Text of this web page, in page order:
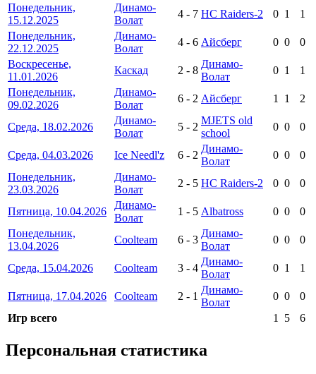
Понедельник,
15.12.2025
Динамо-
Волат
4 - 7 HC Raiders-2 0 1
1
Понедельник,
22.12.2025
Динамо-
Волат
4 - 6 Айсберг 0 0
0
Воскресенье,
11.01.2026
Каскад 2 - 8
Динамо-
Волат
0 1
1
Понедельник,
09.02.2026
Динамо-
Волат
6 - 2 Айсберг 1 1 2
Среда, 18.02.2026
Динамо-
Волат
5 - 2
MJETS old
school
0 0 0
Среда, 04.03.2026 Ice Needl'z 6 - 2
Динамо-
Волат
0 0
0
Понедельник,
23.03.2026
Динамо-
Волат
2 - 5 HC Raiders-2 0 0 0
Пятница, 10.04.2026
Динамо-
Волат
1 - 5 Albatross 0 0
0
Понедельник,
13.04.2026
Coolteam 6 - 3
Динамо-
Волат
0 0 0
Среда, 15.04.2026 Coolteam 3 - 4
Динамо-
Волат
0 1 1
Пятница, 17.04.2026 Coolteam 2 - 1
Динамо-
Волат
0 0
0
Игр всего
1 5 6
Персональная статистика